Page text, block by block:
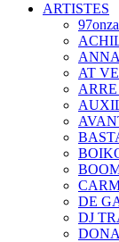
ARTISTES
AT
DE
DJ